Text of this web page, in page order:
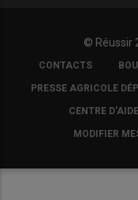
© Réussir
FOOTER
COPYRIGHT
CONTACTS
PRESSE AGRICOLE
CENTRE D'AIDE
MODIFIER